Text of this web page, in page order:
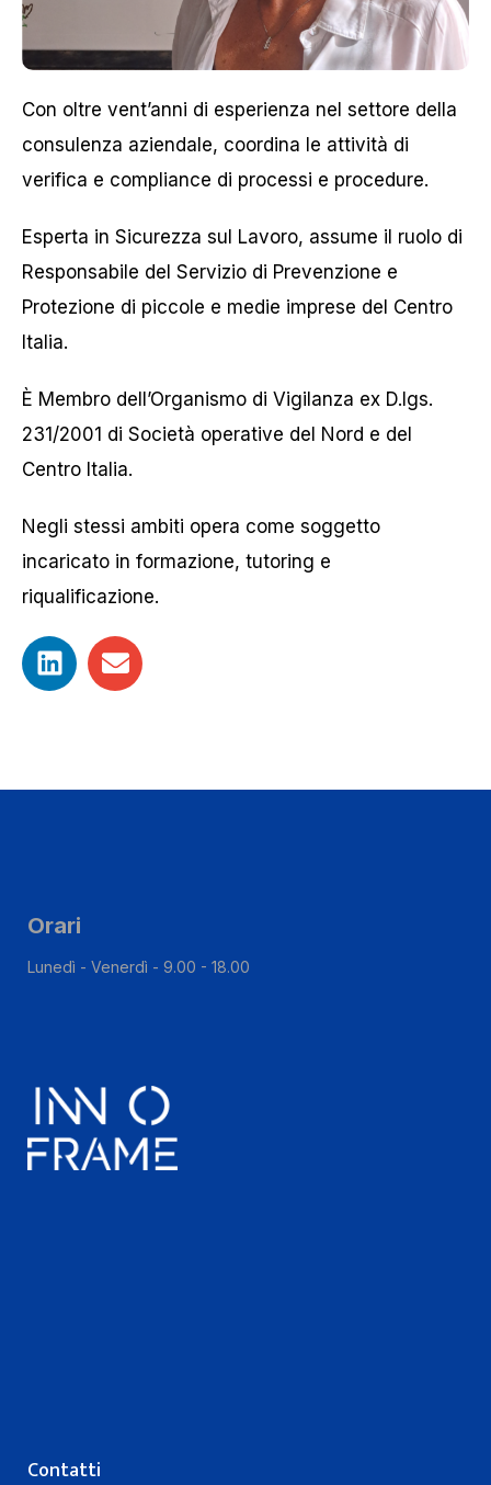
Con oltre vent’anni di esperienza nel settore della
consulenza aziendale, coordina le attività di
verifica e compliance di processi e procedure.
Esperta in Sicurezza sul Lavoro, assume il ruolo di
Responsabile del Servizio di Prevenzione e
Protezione di piccole e medie imprese del Centro
Italia.
È Membro dell’Organismo di Vigilanza ex D.lgs.
231/2001 di Società operative del Nord e del
Centro Italia.
Negli stessi ambiti opera come soggetto
incaricato in formazione, tutoring e
riqualificazione.
Orari
Lunedì - Venerdì - 9.00 - 18.00
Contatti